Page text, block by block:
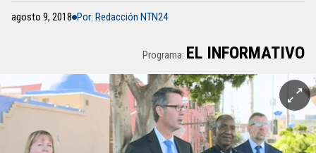
agosto 9, 2018 Por: Redacción NTN24
Programa: EL INFORMATIVO